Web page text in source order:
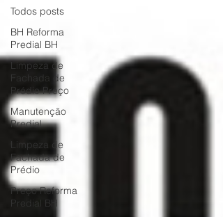
Todos posts
BH Reforma
Predial BH
Limpeza de
Fachada de
Prédio Preço
Manutenção
Predial
Limpeza de
Fachada de
Prédio
Preço Reforma
Predial BH